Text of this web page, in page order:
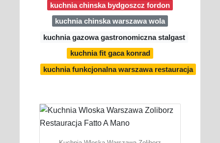
kuchnia chinska bydgoszcz fordon
kuchnia chinska warszawa wola
kuchnia gazowa gastronomiczna stalgast
kuchnia fit gaca konrad
kuchnia funkcjonalna warszawa restauracja